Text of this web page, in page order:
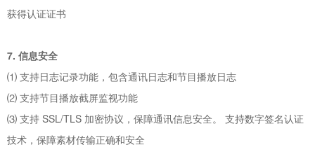
获得认证证书
7. 信息安全
⑴ 支持日志记录功能，包含通讯日志和节目播放日志
⑵ 支持节目播放截屏监视功能
⑶ 支持 SSL/TLS 加密协议，保障通讯信息安全。 支持数字签名认证
技术，保障素材传输正确和安全